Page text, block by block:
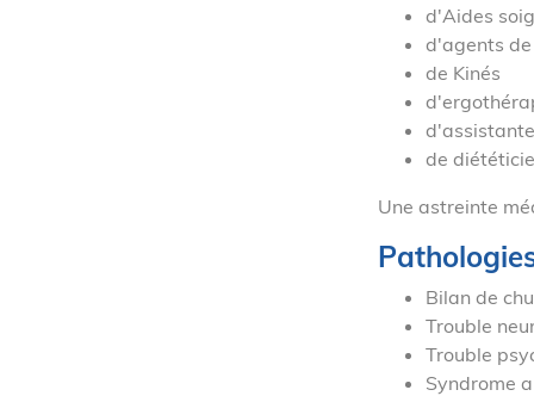
d'Aides
d'agents
de Kinés
de
Une astreinte
Bilan de
Trouble
Trouble
Syndrome